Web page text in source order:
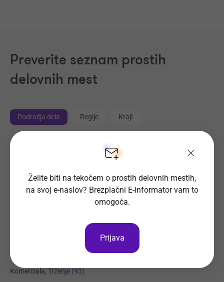
Preverite seznam prostih
delovnih mest
Področja dela Regije Kraji
Trgovina (213)
Transport, Nabava, Logistika(202)
Prehrambena industrija, Živilstvo(131)
Elektrotehnika, Elektronika, Telekomunikacije
Administracija
Komerciala, Trženje (93)
Želite biti na tekočem o prostih delovnih mestih,
na svoj e-naslov? Brezplačni E-informator vam to
omogoča.
Prijava